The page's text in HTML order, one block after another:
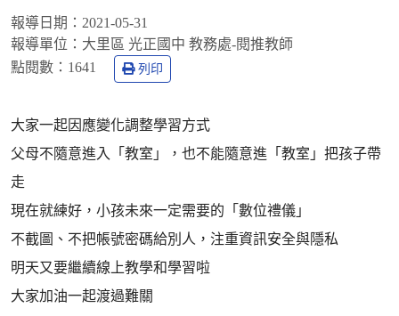
報導日期： 2021-05-31
報導單位： 大里區 光正國中 教務處-閱推教師
點閱數： 1641 列印
大家一起因應變化調整學習方式
父母不隨意進入「教室」，也不能隨意進「教室」把孩子帶
走
現在就練好，小孩未來一定需要的「數位禮儀」
不截圖、不把帳號密碼給別人，注重資訊安全與隱私
明天又要繼續線上教學和學習啦
大家加油一起渡過難關